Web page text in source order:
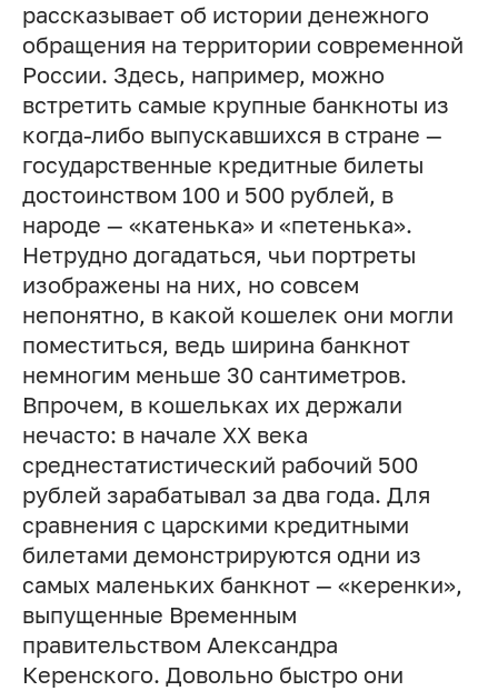
рассказывает об истории денежного
обращения на территории современной
России. Здесь, например, можно
встретить самые крупные банкноты из
когда-либо выпускавшихся в стране —
государственные кредитные билеты
достоинством 100 и 500 рублей, в
народе — «катенька» и «петенька».
Нетрудно догадаться, чьи портреты
изображены на них, но совсем
непонятно, в какой кошелек они могли
поместиться, ведь ширина банкнот
немногим меньше 30 сантиметров.
Впрочем, в кошельках их держали
нечасто: в начале XX века
среднестатистический рабочий 500
рублей зарабатывал за два года. Для
сравнения с царскими кредитными
билетами демонстрируются одни из
самых маленьких банкнот — «керенки»,
выпущенные Временным
правительством Александра
Керенского. Довольно быстро они